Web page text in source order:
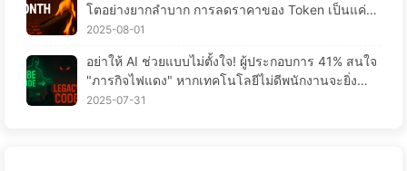
โตอย่างยากลำบาก การลดราคาของ Token เป็นแค่ภ
าพมายา ความจริงแล้ว สิ่งที่แพงที่สุดคือความโลภของ
2025-08-01
อย่าให้ AI ช่วยแบบไม่ตั้งใจ! ผู้ประกอบการ 41% สนใจ
"ภารกิจไฟแดง" หากเทคโนโลยีไม่ดีพนักงานจะยิ่งลำบ
าก—เรียนรู้ AI อย่างช้าๆ 163
2025-07-31